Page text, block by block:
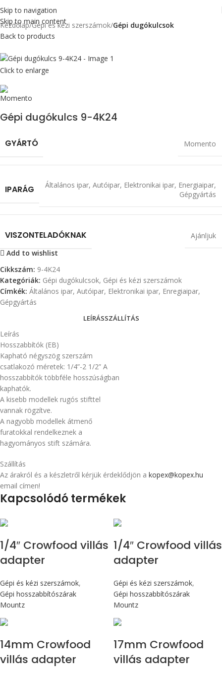
Skip to navigation
Skip to main content
Kezdőlap Gépi és kézi szerszámok Gépi dugókulcsok
Back to products
Click to enlarge
Gépi dugókulcs 9-4K24
GYÁRTÓ Momento
IPARÁG Általános ipar, Autóipar, Elektronikai ipar, Energiaipar,
Gépgyártás
VISZONTELADÓKNAK
Ajánljuk
Add to wishlist
Cikkszám: 9-4K24
Kategóriák: Gépi dugókulcsok, Gépi és kézi szerszámok
Címkék: Általános ipar, Autóipar, Elektronikai ipar, Enregiaipar,
Gépgyártás
LEÍRÁSSZÁLLÍTÁS
Leírás
Hosszabbítók (EB)
Kapható négyszög szerszám
csatlakozó méretek: 1/4”-2 1/2” A
hosszabbítók többféle hosszúságban
kaphatók.
A kisebb modellek rugós stifttel
vannak rögzítve.
A nagyobb modellek átmenő
furatokkal rendelkeznek a
hagyományos stift számára.
Szállítás
Az árakról és a készletről kérjük érdeklődjön a kopex@kopex.hu
email címen!
Kapcsolódó termékek
1/4″ Crowfood villás
adapter
Gépi és kézi szerszámok,
Gépi hosszabbítószárak
Mountz
1/4″ Crowfood villás
adapter
Gépi és kézi szerszámok,
Gépi hosszabbítószárak
Mountz
14mm Crowfood
villás adapter
17mm Crowfood
villás adapter